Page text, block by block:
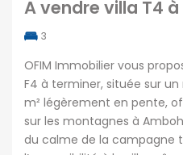
3
OFIM Immobilier vous
F4 à terminer, située sur
m² légèrement en pente,
sur les montagnes à
du calme de la campagne